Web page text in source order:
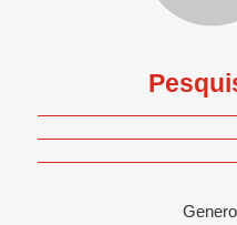
Genero